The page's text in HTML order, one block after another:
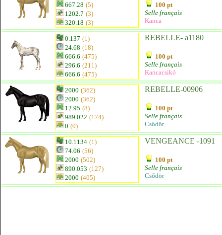
667.28 (5)
1202.7 (3)
320.18 (3)
100 pt
Selle français
Kanca
0.137 (1)
24.68 (18)
666.6 (475)
296.6 (211)
666.6 (475)
REBELLE- a1180
100 pt
Selle français
Kancacsikó
2000 (362)
2000 (362)
12.95 (8)
989.022 (174)
0 (0)
REBELLE-00906
100 pt
Selle français
Csődör
10.1134 (1)
74.06 (56)
2000 (502)
890.053 (127)
2000 (405)
VENGEANCE -1091
100 pt
Selle français
Csődör